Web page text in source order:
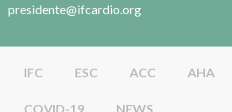
presidente@ifcardio.org
IFC ESC ACC AHA
COVID-19 NEWS